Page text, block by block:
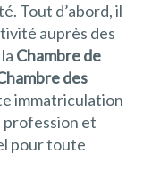
Tout d’abord, il
auprès des
Chambre de
des
immatriculation
profession et
pour toute